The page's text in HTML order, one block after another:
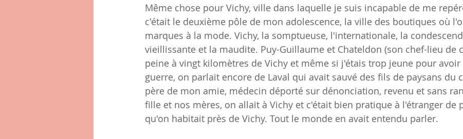
Même chose pour Vichy, ville dans laquelle je suis incapable de me
c'était le deuxième pôle de mon adolescence, la ville des boutiques où
marques à la mode. Vichy, la somptueuse, l'internationale, la
vieillissante et la maudite. Puy-Guillaume et Chateldon (son chef-lieu de
peine à vingt kilomètres de Vichy et même si j'étais trop jeune pour
guerre, on parlait encore de Laval qui avait sauvé des fils de paysans du
père de mon amie, médecin déporté sur dénonciation, revenu et sans
fille et nos mères, on allait à Vichy et c'était bien pratique à l'étranger de
qu'on habitait près de Vichy. Tout le monde en avait entendu parler.